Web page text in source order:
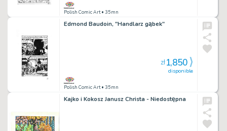
Polish Comic Art• 35mn
Edmond Baudoin, "Handlarz gąbek"
Polish Comic Art• 35mn
disponible
zł1,850
Kajko i Kokosz Janusz Christa - Niedostępna